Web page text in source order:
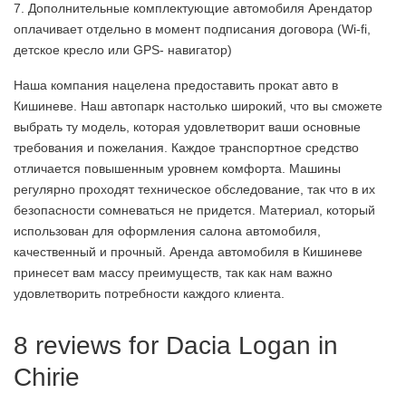
7. Дополнительные комплектующие автомобиля Арендатор
оплачивает отдельно в момент подписания договора (Wi-fi,
детское кресло или GPS- навигатор)
Наша компания нацелена предоставить прокат авто в
Кишиневе. Наш автопарк настолько широкий, что вы сможете
выбрать ту модель, которая удовлетворит ваши основные
требования и пожелания. Каждое транспортное средство
отличается повышенным уровнем комфорта. Машины
регулярно проходят техническое обследование, так что в их
безопасности сомневаться не придется. Материал, который
использован для оформления салона автомобиля,
качественный и прочный. Аренда автомобиля в Кишиневе
принесет вам массу преимуществ, так как нам важно
удовлетворить потребности каждого клиента.
8 reviews for Dacia Logan in
Chirie